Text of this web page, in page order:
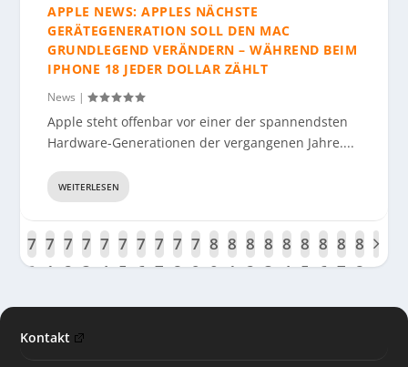
APPLE NEWS: APPLES NÄCHSTE
GERÄTEGENERATION SOLL DEN MAC
GRUNDLEGEND VERÄNDERN – WÄHREND BEIM
IPHONE 18 JEDER DOLLAR ZÄHLT
News |
Apple steht offenbar vor einer der spannendsten
Hardware-Generationen der vergangenen Jahre....
WEITERLESEN
7
0
7
1
7
2
7
3
7
4
7
5
7
6
7
7
7
8
7
9
8
0
8
1
8
2
8
3
8
4
8
5
8
6
8
7
8
8
Kontakt